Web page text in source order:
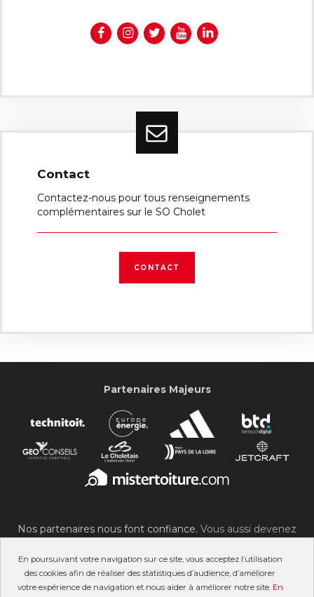
En poursuivant votre navigation sur ce site, vous acceptez l’utilisation
des cookies afin de réaliser des statistiques d’audience, d’améliorer
votre expérience de navigation et nous aider à améliorer notre site. En
Contact
Contactez-nous pour tous renseignements
complémentaires sur le SO Cholet
CONTACT
Partenaires Majeurs
Nos partenaires nous font confiance. Vous aussi devenez